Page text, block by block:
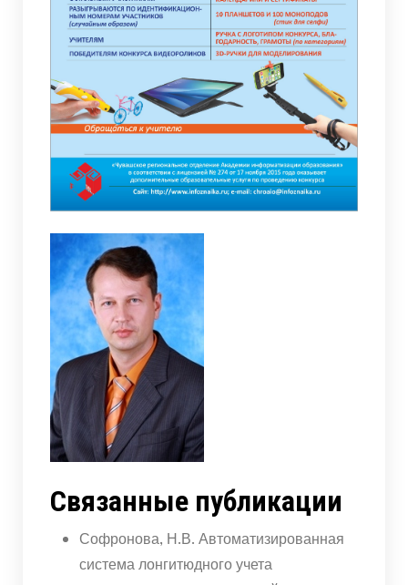
Связанные публикации
Софронова, Н.В. Автоматизированная
система лонгитюдного учета